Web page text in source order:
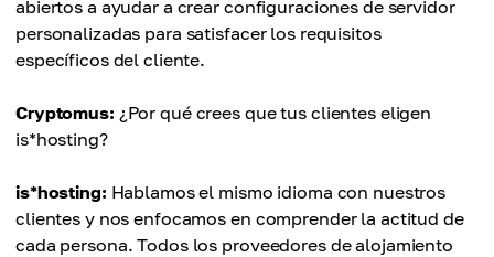
abiertos a ayudar a crear configuraciones de servidor
personalizadas para satisfacer los requisitos
específicos del cliente.
Cryptomus: ¿Por qué crees que tus clientes eligen
is*hosting?
is*hosting: Hablamos el mismo idioma con nuestros
clientes y nos enfocamos en comprender la actitud de
cada persona. Todos los proveedores de alojamiento